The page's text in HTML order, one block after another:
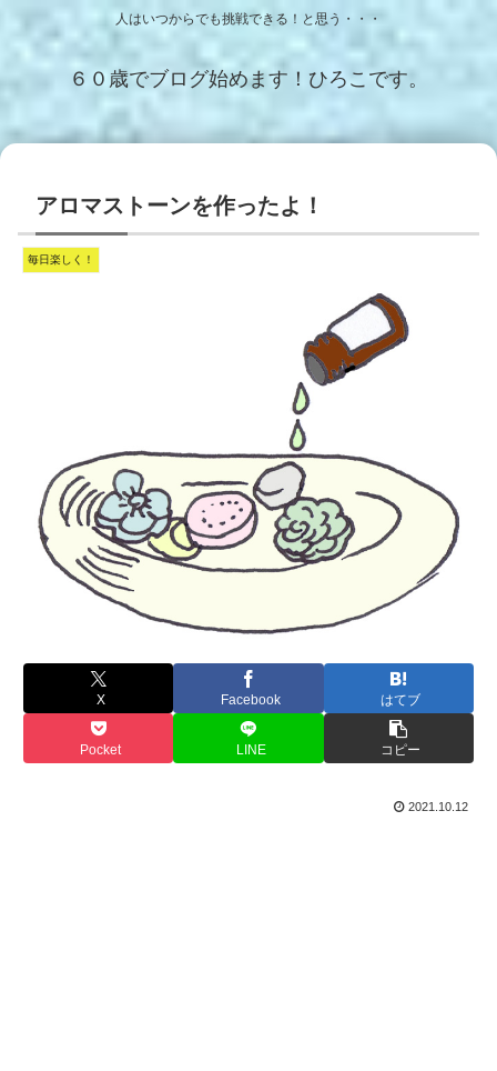
人はいつからでも挑戦できる！と思う・・・
６０歳でブログ始めます！ひろこです。
アロマストーンを作ったよ！
毎日楽しく！
X Facebook はてブ
Pocket LINE コピー
2021.10.12